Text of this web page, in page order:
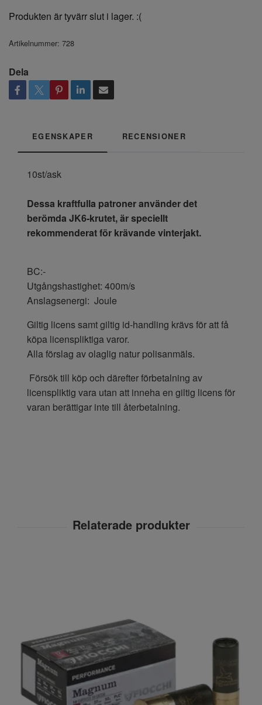
Produkten är tyvärr slut i lager. :(
Artikelnummer: 728
Dela
EGENSKAPER RECENSIONER
10st/ask
Dessa kraftfulla patroner använder det
berömda JK6-krutet, är speciellt
rekommenderat för krävande vinterjakt.
BC:-
Utgångshastighet: 400m/s
Anslagsenergi: Joule
Giltig licens samt giltig id-handling krävs för att få
köpa licenspliktiga varor.
Alla förslag av olaglig natur polisanmäls.
Försök till köp och därefter förbetalning av
licenspliktig vara utan att inneha en giltig licens för
varan berättigar inte till återbetalning.